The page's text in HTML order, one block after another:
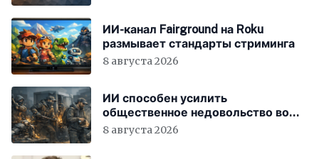
ИИ-канал Fairground на Roku
размывает стандарты стриминга
8 августа 2026
ИИ способен усилить
общественное недовольство во
всём мире
8 августа 2026